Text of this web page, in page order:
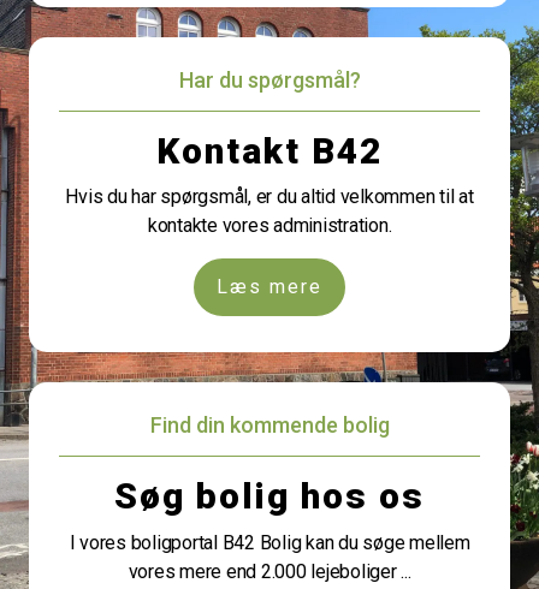
Har du spørgsmål?
Kontakt B42
Hvis du har spørgsmål, er du altid velkommen til at
kontakte vores administration.
Læs mere
Find din kommende bolig
Søg bolig hos os
I vores boligportal B42 Bolig kan du søge mellem
vores mere end 2.000 lejeboliger ...